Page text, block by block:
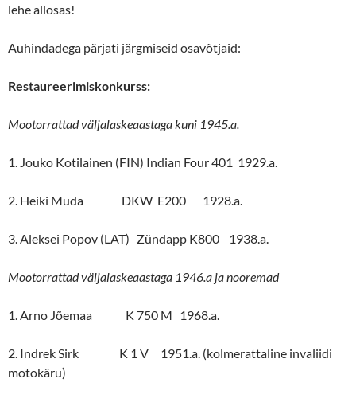
lehe allosas!
Auhindadega pärjati järgmiseid osavõtjaid:
Restaureerimiskonkurss:
Mootorrattad väljalaskeaastaga kuni 1945.a.
1. Jouko Kotilainen (FIN) Indian Four 401 1929.a.
2. Heiki Muda DKW E200 1928.a.
3. Aleksei Popov (LAT) Zündapp K800 1938.a.
Mootorrattad väljalaskeaastaga 1946.a ja nooremad
1. Arno Jõemaa K 750 M 1968.a.
2. Indrek Sirk K 1 V 1951.a. (kolmerattaline invaliidi
motokäru)